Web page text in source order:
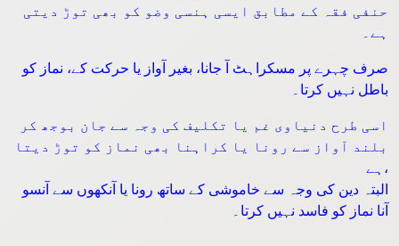
حنفی فقہ کے مطابق ایسی ہنسی وضو کو بھی توڑ دیتی
ہے۔
صرف چہرے پر مسکراہٹ آ جانا، بغیر آواز یا حرکت کے، نماز کو
باطل نہیں کرتا۔
اسی طرح دنیاوی غم یا تکلیف کی وجہ سے جان بوجھ کر
بلند آواز سے رونا یا کراہنا بھی نماز کو توڑ دیتا
ہے،
البتہ دین کی وجہ سے خاموشی کے ساتھ رونا یا آنکھوں سے آنسو
آنا نماز کو فاسد نہیں کرتا۔